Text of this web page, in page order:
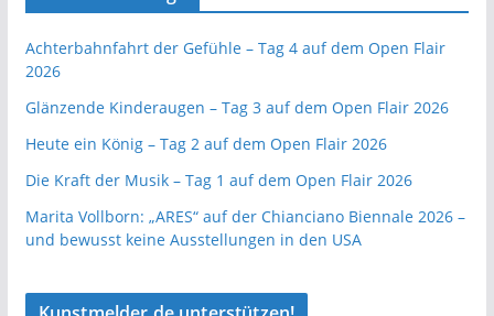
Achterbahnfahrt der Gefühle – Tag 4 auf dem Open Flair
2026
Glänzende Kinderaugen – Tag 3 auf dem Open Flair 2026
Heute ein König – Tag 2 auf dem Open Flair 2026
Die Kraft der Musik – Tag 1 auf dem Open Flair 2026
Marita Vollborn: „ARES“ auf der Chianciano Biennale 2026 –
und bewusst keine Ausstellungen in den USA